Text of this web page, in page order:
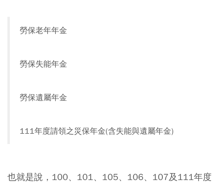
勞保老年年金
勞保失能年金
勞保遺屬年金
111年度請領之災保年金(含失能與遺屬年金)
也就是說，100、101、105、106、107及111年度